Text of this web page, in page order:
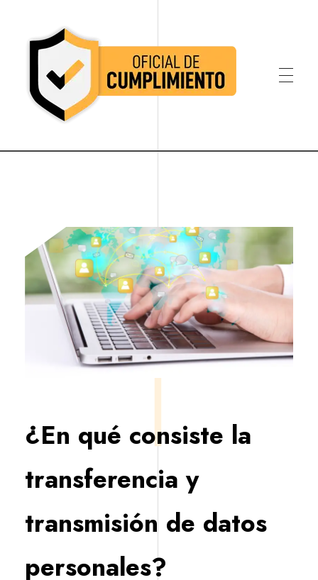
¿En qué consiste la
transferencia y
transmisión de datos
personales?